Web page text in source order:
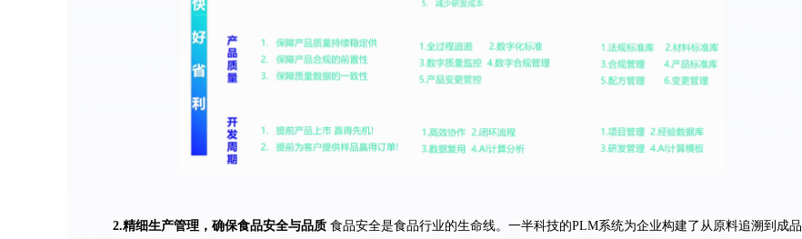
2.精细生产管理，确保食品安全与品质 食品安全是食品行业的生命线。一半科技的PLM系统为企业构建了从原料追溯到成品